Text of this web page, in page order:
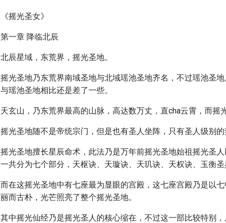
《摇光圣女》
第一章 降临北辰
北辰星域，东荒界，摇光圣地。
摇光圣地乃东荒界南域圣地与北域瑶池圣地齐名，不过瑶池圣
与瑶池圣地相比还是差了一些。
天玄山，乃东荒界最高的山脉，高达数万丈，直cha云霄，而摇
摇光圣地随不是帝统宗门，但是也有圣人坐阵，只有圣人级别的
摇光圣地擅长星辰命术，此法乃是万年前摇光圣地始祖摇光圣
一共分为七个部分，天枢诀、天璇诀、天玑诀、天权诀、玉衡圣
而在这摇光圣地中有七座最为显眼的宫殿，这七座宫殿乃是以
丽而古朴，光芒照亮了整个摇光圣地。
其中摇光仙经乃是摇光圣人的核心缩在，不过这一部比较特别，